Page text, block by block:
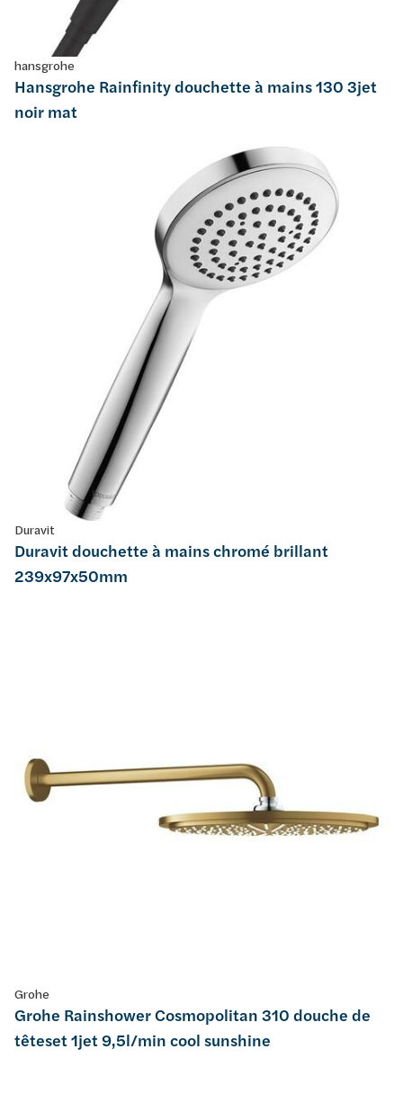
hansgrohe
Hansgrohe Rainfinity douchette à mains 130 3jet
noir mat
Duravit
Duravit douchette à mains chromé brillant
239x97x50mm
Grohe
Grohe Rainshower Cosmopolitan 310 douche de
têteset 1jet 9,5l/min cool sunshine